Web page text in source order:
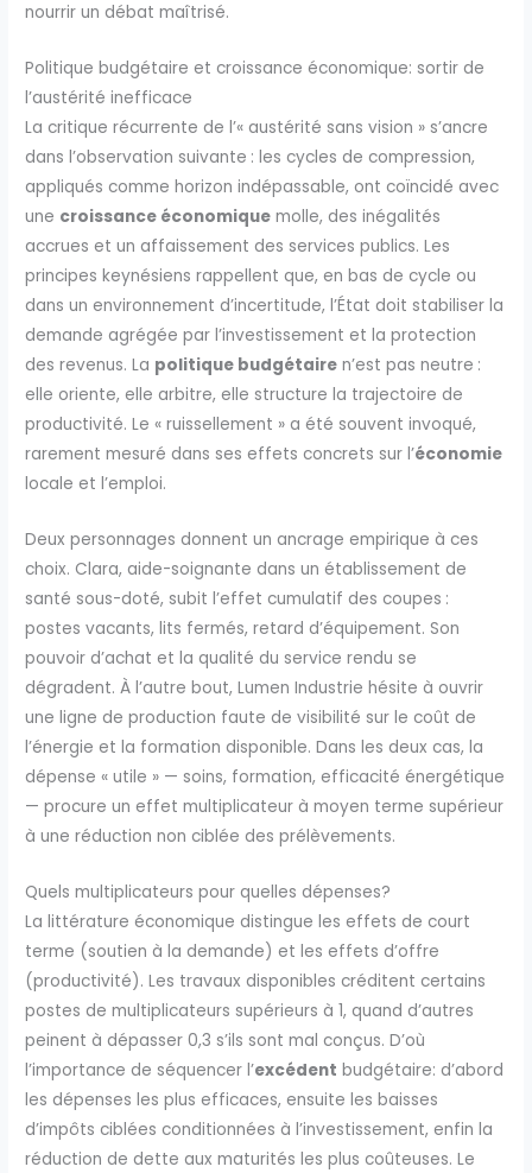
nourrir un débat maîtrisé.
Politique budgétaire et croissance économique: sortir de
l’austérité inefficace
La critique récurrente de l’« austérité sans vision » s’ancre
dans l’observation suivante : les cycles de compression,
appliqués comme horizon indépassable, ont coïncidé avec
une croissance économique molle, des inégalités
accrues et un affaissement des services publics. Les
principes keynésiens rappellent que, en bas de cycle ou
dans un environnement d’incertitude, l’État doit stabiliser la
demande agrégée par l’investissement et la protection
des revenus. La politique budgétaire n’est pas neutre :
elle oriente, elle arbitre, elle structure la trajectoire de
productivité. Le « ruissellement » a été souvent invoqué,
rarement mesuré dans ses effets concrets sur l’économie
locale et l’emploi.
Deux personnages donnent un ancrage empirique à ces
choix. Clara, aide-soignante dans un établissement de
santé sous-doté, subit l’effet cumulatif des coupes :
postes vacants, lits fermés, retard d’équipement. Son
pouvoir d’achat et la qualité du service rendu se
dégradent. À l’autre bout, Lumen Industrie hésite à ouvrir
une ligne de production faute de visibilité sur le coût de
l’énergie et la formation disponible. Dans les deux cas, la
dépense « utile » — soins, formation, efficacité énergétique
— procure un effet multiplicateur à moyen terme supérieur
à une réduction non ciblée des prélèvements.
Quels multiplicateurs pour quelles dépenses?
La littérature économique distingue les effets de court
terme (soutien à la demande) et les effets d’offre
(productivité). Les travaux disponibles créditent certains
postes de multiplicateurs supérieurs à 1, quand d’autres
peinent à dépasser 0,3 s’ils sont mal conçus. D’où
l’importance de séquencer l’excédent budgétaire: d’abord
les dépenses les plus efficaces, ensuite les baisses
d’impôts ciblées conditionnées à l’investissement, enfin la
réduction de dette aux maturités les plus coûteuses. Le